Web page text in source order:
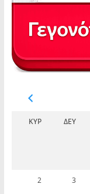
ΚΥΡ ΔΕΥ
2 3